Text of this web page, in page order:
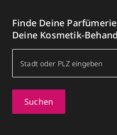
Finde Deine
Deine Kosmetik-
Suchen